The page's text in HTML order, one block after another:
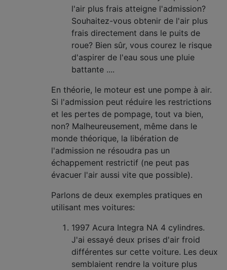
l'air plus frais atteigne l'admission?
Souhaitez-vous obtenir de l'air plus
frais directement dans le puits de
roue? Bien sûr, vous courez le risque
d'aspirer de l'eau sous une pluie
battante ....
En théorie, le moteur est une pompe à air.
Si l'admission peut réduire les restrictions
et les pertes de pompage, tout va bien,
non? Malheureusement, même dans le
monde théorique, la libération de
l'admission ne résoudra pas un
échappement restrictif (ne peut pas
évacuer l'air aussi vite que possible).
Parlons de deux exemples pratiques en
utilisant mes voitures:
1997 Acura Integra NA 4 cylindres.
J'ai essayé deux prises d'air froid
différentes sur cette voiture. Les deux
semblaient rendre la voiture plus